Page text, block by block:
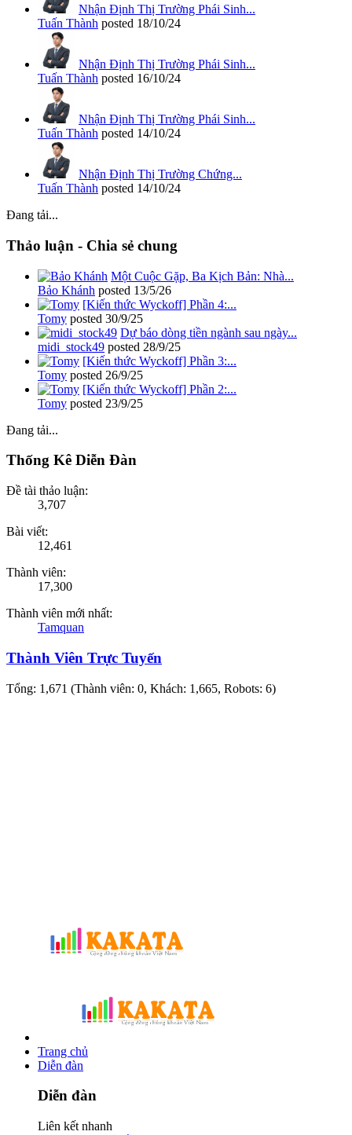
Nhận Định Thị Trường Phái Sinh...
Tuấn Thành posted 18/10/24
Nhận Định Thị Trường Phái Sinh...
Tuấn Thành posted 16/10/24
Nhận Định Thị Trường Phái Sinh...
Tuấn Thành posted 14/10/24
Nhận Định Thị Trường Chứng...
Tuấn Thành posted 14/10/24
Đang tải...
Thảo luận - Chia sẻ chung
Một Cuộc Gặp, Ba Kịch Bản: Nhà...
Bảo Khánh posted 13/5/26
[Kiến thức Wyckoff] Phần 4:...
Tomy posted 30/9/25
Dự báo dòng tiền ngành sau ngày...
midi_stock49 posted 28/9/25
[Kiến thức Wyckoff] Phần 3:...
Tomy posted 26/9/25
[Kiến thức Wyckoff] Phần 2:...
Tomy posted 23/9/25
Đang tải...
Thống Kê Diễn Đàn
Đề tài thảo luận:
3,707
Bài viết:
12,461
Thành viên:
17,300
Thành viên mới nhất:
Tamquan
Thành Viên Trực Tuyến
Tổng: 1,671 (Thành viên: 0, Khách: 1,665, Robots: 6)
Trang chủ
Diễn đàn
Diễn đàn
Liên kết nhanh